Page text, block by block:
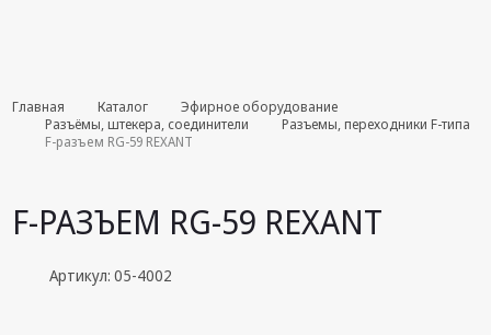
Комплекты
августа
Android TV
Главная Каталог
Эфирное оборудование
Разъёмы, штекера, соединители
Разъемы, переходники F-типа
F-разъем RG-59 REXANT
F-РАЗЪЕМ RG-59 REXANT
Артикул: 05-4002